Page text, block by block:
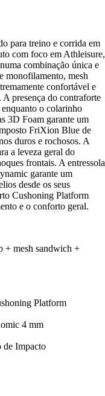
para treino e corrida em
com foco em Athleisure,
combinação única e
monofilamento, mesh
confortável e
presença do contraforte
enquanto o colarinho
3D Foam garante um
FriXion Blue de
duros e rochosos. A
a leveza geral do
frontais. A entressola
garante um
desde os seus
Cushoning Platform
e o conforto geral.
+ mesh sandwich +
Platform
4 mm
Impacto